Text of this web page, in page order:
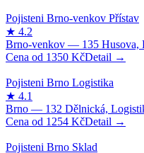
1350 Kč
1254 Kč